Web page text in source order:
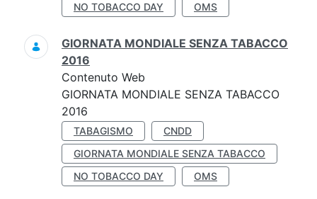
NO TOBACCO DAY
OMS
GIORNATA MONDIALE SENZA TABACCO
2016
Contenuto Web
GIORNATA MONDIALE SENZA TABACCO
2016
TABAGISMO
CNDD
GIORNATA MONDIALE SENZA TABACCO
NO TOBACCO DAY
OMS